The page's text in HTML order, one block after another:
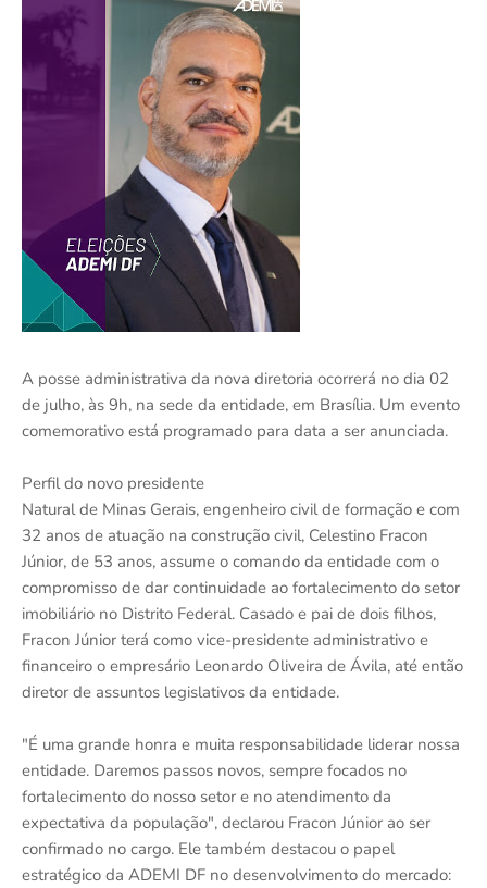
A posse administrativa da nova diretoria ocorrerá no dia 02
de julho, às 9h, na sede da entidade, em Brasília. Um evento
comemorativo está programado para data a ser anunciada.
Perfil do novo presidente
Natural de Minas Gerais, engenheiro civil de formação e com
32 anos de atuação na construção civil, Celestino Fracon
Júnior, de 53 anos, assume o comando da entidade com o
compromisso de dar continuidade ao fortalecimento do setor
imobiliário no Distrito Federal. Casado e pai de dois filhos,
Fracon Júnior terá como vice-presidente administrativo e
financeiro o empresário Leonardo Oliveira de Ávila, até então
diretor de assuntos legislativos da entidade.
"É uma grande honra e muita responsabilidade liderar nossa
entidade. Daremos passos novos, sempre focados no
fortalecimento do nosso setor e no atendimento da
expectativa da população", declarou Fracon Júnior ao ser
confirmado no cargo. Ele também destacou o papel
estratégico da ADEMI DF no desenvolvimento do mercado: